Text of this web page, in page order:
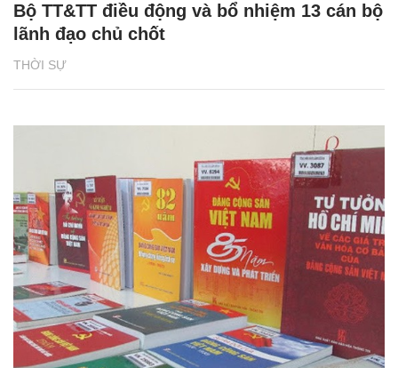
THỜI SỰ
Bộ TT&TT điều động và bổ nhiệm 13 cán bộ
lãnh đạo chủ chốt